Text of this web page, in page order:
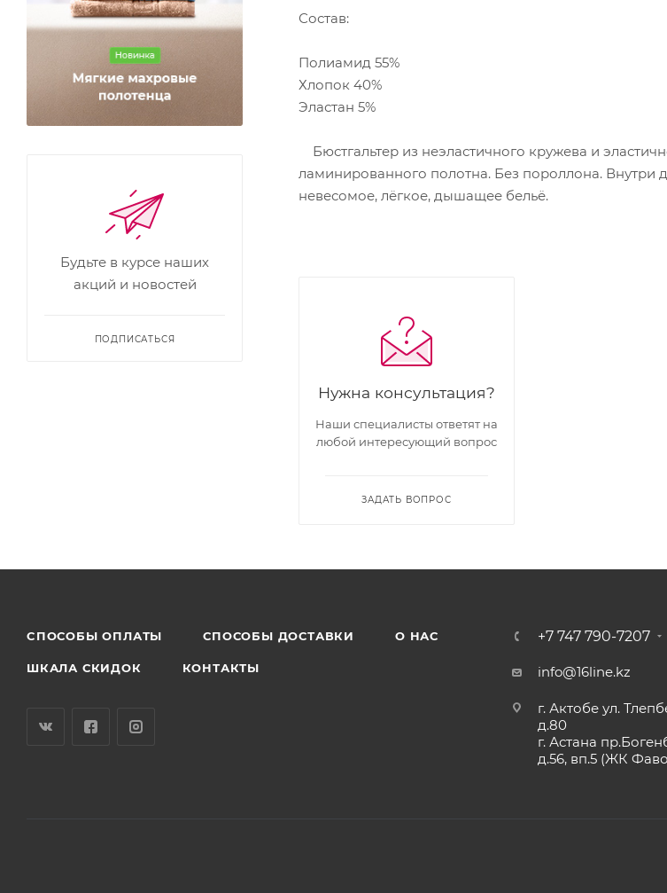
Состав:
Полиамид 55%
Хлопок 40%
Эластан 5%
Бюстгальтер из неэластичного кружева и
ламинированного полотна. Без пороллона.
невесомое, лёгкое, дышащее бельё.
Нужна консультация?
Наши специалисты ответят на
любой интересующий вопрос
ЗАДАТЬ ВОПРОС
Будьте в курсе наших
акций и новостей
ПОДПИСАТЬСЯ
CПОСОБЫ ОПЛАТЫ СПОСОБЫ ДОСТАВКИ О НАС
ШКАЛА СКИДОК КОНТАКТЫ
+7 747 790-7207
info@16line.kz
г. Актобе ул.
д.80
г. Астана
д.56, вп.5 (ЖК